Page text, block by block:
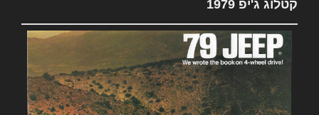
קטלוג ג'יפ 1979